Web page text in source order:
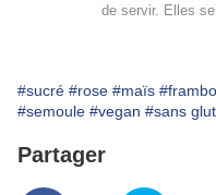
de servir. Elles
#sucré #rose #maïs
#semoule #vegan #sans
Partager